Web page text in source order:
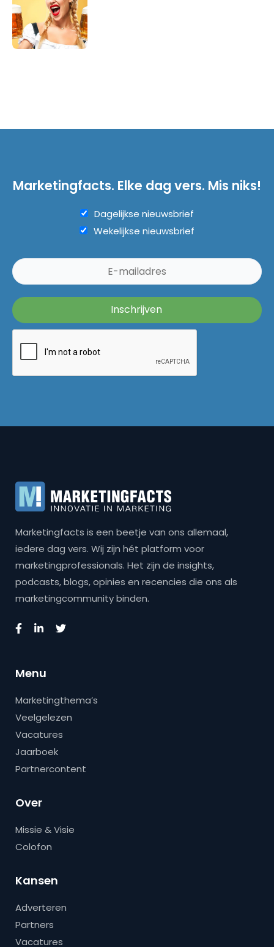
Marketingfacts. Elke dag vers. Mis niks!
Dagelijkse nieuwsbrief
Wekelijkse nieuwsbrief
Marketingfacts is een beetje van ons allemaal,
iedere dag vers. Wij zijn hét platform voor
marketingprofessionals. Het zijn de insights,
podcasts, blogs, opinies en recencies die ons als
marketingcommunity binden.
Menu
Marketingthema’s
Veelgelezen
Vacatures
Jaarboek
Partnercontent
Over
Missie & Visie
Colofon
Kansen
Adverteren
Partners
Vacatures